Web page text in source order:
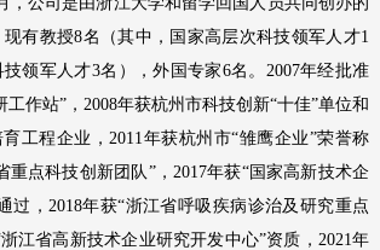
有教授8名（其中，国家高层次科技领军人才1
领军人才3名），外国专家6名。2007年经批准
作站”，2008年获杭州市科技创新“十佳”单位和
工程企业，2011年获杭州市“雏鹰企业”荣誉称
重点科技创新团队”，2017年获“国家高新技术企
过，2018年获“浙江省呼吸疾病诊治及研究重点
江省高新技术企业研究开发中心”资质，2021年
过敏性疾病相关基因分子检测（PCR/NGS）系列产品
其他系列产品
产品专属设备--高通量全自动免疫印迹仪及判读软件